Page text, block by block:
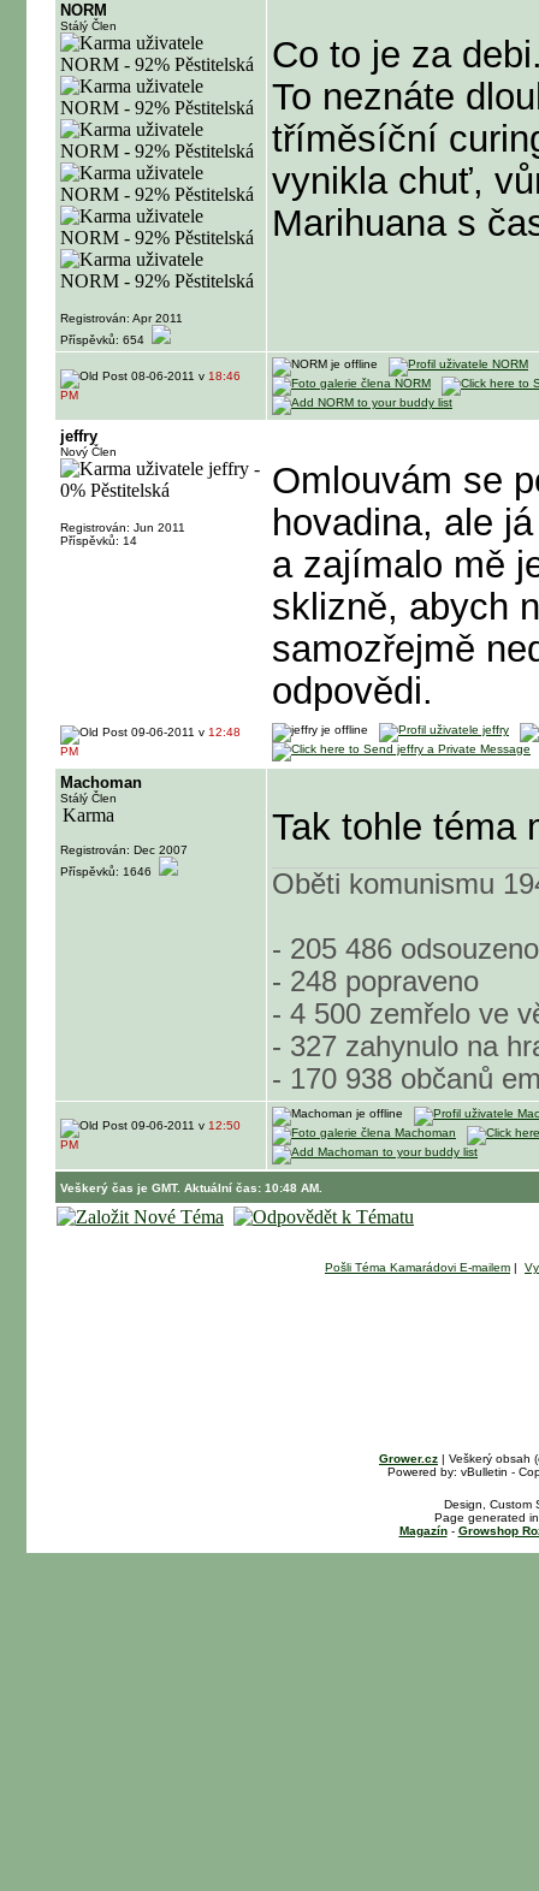
NORM
Stálý Člen
Registrován: Apr 2011
Příspěvků: 654
Co to je za
To neznáte
tříměsíční
vynikla chuť,
Marihuana s
08-06-2011 v 18:46
PM
jeffry
Nový Člen
Registrován: Jun 2011
Příspěvků: 14
Omlouvám se
hovadina, ale
a zajímalo mě
sklizně, abych
samozřejmě
odpovědi.
09-06-2011 v 12:48
PM
Machoman
Stálý Člen
Registrován: Dec 2007
Příspěvků: 1646
Tak tohle téma
Oběti komunismu
- 205 486 odsouzeno
- 248 popraveno
- 4 500 zemřelo ve
- 327 zahynulo na
- 170 938 občanů
09-06-2011 v 12:50
PM
Veškerý čas je GMT. Aktuální čas: 10:48 AM.
Pošli Téma Kamarádovi E-mailem |
Grower.cz | Veškerý obsah
Powered by: vBulletin -
Design, Custom
Page generated
Magazín- Growshop